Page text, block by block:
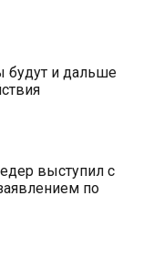
будут и дальше
выступил с
по